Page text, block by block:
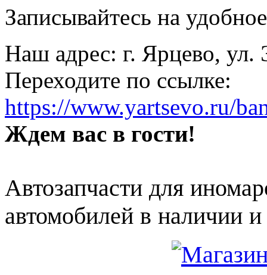
Записывайтесь на
Наш адрес: г. Ярцево, ул.
Переходите по ссылке:
https://www.yartsevo.ru/
Ждем вас в гости!
Автозапчасти для
автомобилей в наличии и